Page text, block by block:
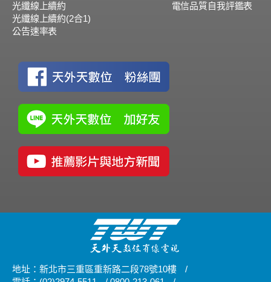
光纖線上續約
光纖線上續約(2合1)
公告速率表
電信品質自我評鑑表
地址：新北市三重區重新路二段78號10樓
/